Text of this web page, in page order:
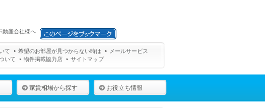
動産会社様へ
て 希望のお部屋が見つからない時は
メールサービス
いて
物件掲載協力店 サイトマップ
家賃相場から探す お役立ち情報